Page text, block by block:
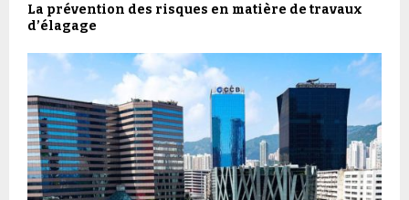
La prévention des risques en matière de travaux
d’élagage